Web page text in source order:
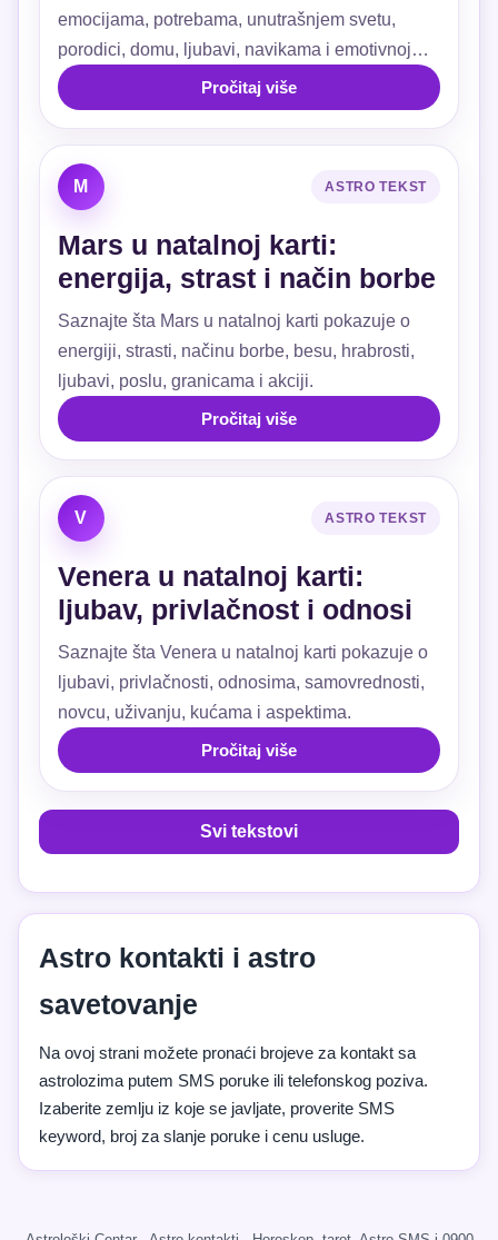
emocijama, potrebama, unutrašnjem svetu,
porodici, domu, ljubavi, navikama i emotivnoj
sigurnosti.
Pročitaj više
M ASTRO TEKST
Mars u natalnoj karti:
energija, strast i način borbe
Saznajte šta Mars u natalnoj karti pokazuje o
energiji, strasti, načinu borbe, besu, hrabrosti,
ljubavi, poslu, granicama i akciji.
Pročitaj više
V ASTRO TEKST
Venera u natalnoj karti:
ljubav, privlačnost i odnosi
Saznajte šta Venera u natalnoj karti pokazuje o
ljubavi, privlačnosti, odnosima, samovrednosti,
novcu, uživanju, kućama i aspektima.
Pročitaj više
Svi tekstovi
Astro kontakti i astro
savetovanje
Na ovoj strani možete pronaći brojeve za kontakt sa
astrolozima putem SMS poruke ili telefonskog poziva.
Izaberite zemlju iz koje se javljate, proverite SMS
keyword, broj za slanje poruke i cenu usluge.